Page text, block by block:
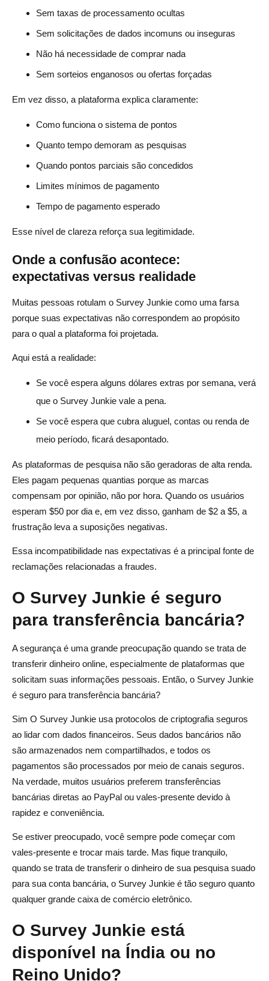
Sem taxas de processamento ocultas
Sem solicitações de dados incomuns ou inseguras
Não há necessidade de comprar nada
Sem sorteios enganosos ou ofertas forçadas
Em vez disso, a plataforma explica claramente:
Como funciona o sistema de pontos
Quanto tempo demoram as pesquisas
Quando pontos parciais são concedidos
Limites mínimos de pagamento
Tempo de pagamento esperado
Esse nível de clareza reforça sua legitimidade.
Onde a confusão acontece:
expectativas versus realidade
Muitas pessoas rotulam o Survey Junkie como uma farsa
porque suas expectativas não correspondem ao propósito
para o qual a plataforma foi projetada.
Aqui está a realidade:
Se você espera alguns dólares extras por semana, verá
que o Survey Junkie vale a pena.
Se você espera que cubra aluguel, contas ou renda de
meio período, ficará desapontado.
As plataformas de pesquisa não são geradoras de alta renda.
Eles pagam pequenas quantias porque as marcas
compensam por opinião, não por hora. Quando os usuários
esperam $50 por dia e, em vez disso, ganham de $2 a $5, a
frustração leva a suposições negativas.
Essa incompatibilidade nas expectativas é a principal fonte de
reclamações relacionadas a fraudes.
O Survey Junkie é seguro
para transferência bancária?
A segurança é uma grande preocupação quando se trata de
transferir dinheiro online, especialmente de plataformas que
solicitam suas informações pessoais. Então, o Survey Junkie
é seguro para transferência bancária?
Sim O Survey Junkie usa protocolos de criptografia seguros
ao lidar com dados financeiros. Seus dados bancários não
são armazenados nem compartilhados, e todos os
pagamentos são processados por meio de canais seguros.
Na verdade, muitos usuários preferem transferências
bancárias diretas ao PayPal ou vales-presente devido à
rapidez e conveniência.
Se estiver preocupado, você sempre pode começar com
vales-presente e trocar mais tarde. Mas fique tranquilo,
quando se trata de transferir o dinheiro de sua pesquisa suado
para sua conta bancária, o Survey Junkie é tão seguro quanto
qualquer grande caixa de comércio eletrônico.
O Survey Junkie está
disponível na Índia ou no
Reino Unido?